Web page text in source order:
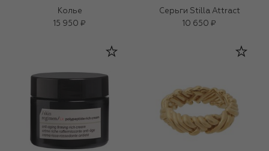
Колье
15 950 ₽
Серьги Stilla Attract
10 650 ₽